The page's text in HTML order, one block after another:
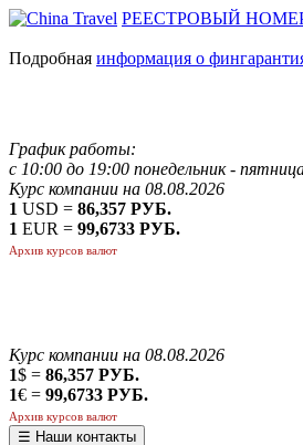
РЕЕСТРОВЫЙ
Подробная информация о
График работы:
с 10:00 до 19:00 понедельник -
Курс компании на 08.08.2026
1 USD = 86,357 РУБ.
1 EUR = 99,6733 РУБ.
Архив курсов валют
Курс компании на 08.08.2026
1$ = 86,357 РУБ.
1€ = 99,6733 РУБ.
Архив курсов валют
☰ Наши контакты